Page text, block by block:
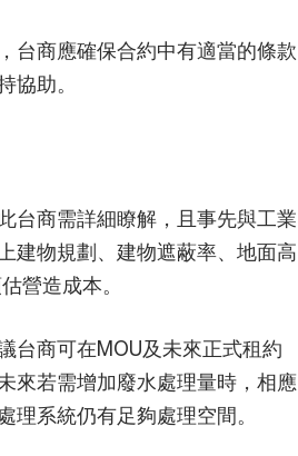
台商應確保合約中有適當的條款
協助。
台商需詳細瞭解，且事先與工業
建物規劃、建物遮蔽率、地面高
營造成本。
台商可在MOU及未來正式租約
來若需增加廢水處理量時，相應
系統仍有足夠處理空間。